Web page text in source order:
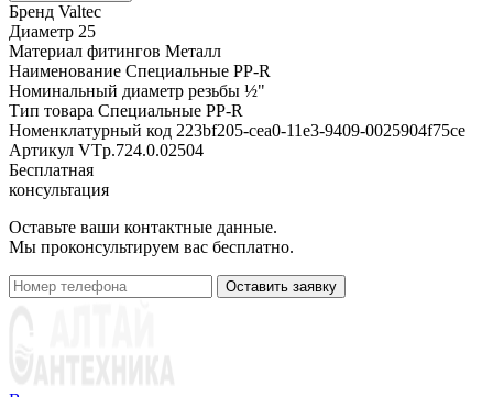
Бренд Valtec
Диаметр 25
Материал фитингов Металл
Наименование Специальные PP-R
Номинальный диаметр резьбы ½"
Тип товара Специальные PP-R
Номенклатурный код 223bf205-cea0-11e3-9409-0025904f75ce
Артикул VTp.724.0.02504
Бесплатная
консультация
Оставьте ваши контактные данные.
Мы проконсультируем вас бесплатно.
Оставить заявку